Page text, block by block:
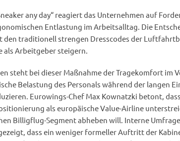
any day“ reagiert das Unternehmen auf
Entlastung im Arbeitsalltag. Die
den traditionell strengen Dresscodes der
Arbeitgeber steigern.
steht bei dieser Maßnahme der Tragekomfort im
Belastung des Personals während der langen
Eurowings-Chef Max Kownatzki betont,
als europäische Value-Airline
Billigflug-Segment abheben will. Interne
dass ein weniger formeller Auftritt der